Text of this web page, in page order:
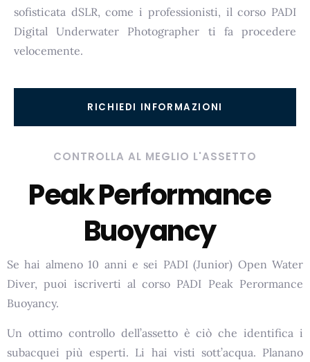
sofisticata dSLR, come i professionisti, il corso PADI
Digital Underwater Photographer ti fa procedere
velocemente.
RICHIEDI INFORMAZIONI
CONTROLLA AL MEGLIO L'ASSETTO
Peak Performance
Buoyancy
Se hai almeno 10 anni e sei PADI (Junior) Open Water
Diver, puoi iscriverti al corso PADI Peak Perormance
Buoyancy.
Un ottimo controllo dell’assetto è ciò che identifica i
subacquei più esperti. Li hai visti sott’acqua. Planano